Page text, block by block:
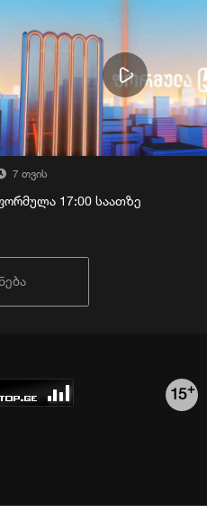
7 თვის
17:00 საათზე
15+